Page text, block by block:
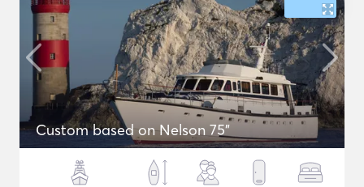
Custom based on Nelson 75"